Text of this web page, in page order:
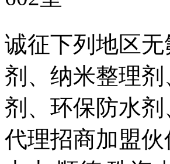
诚征下列地区
剂、纳米整理
剂、环保防水
代理招商加盟